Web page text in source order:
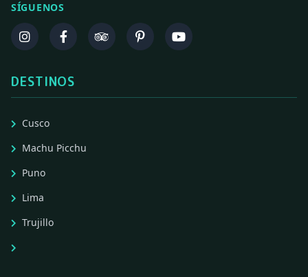
SÍGUENOS
DESTINOS
Cusco
Machu Picchu
Puno
Lima
Trujillo